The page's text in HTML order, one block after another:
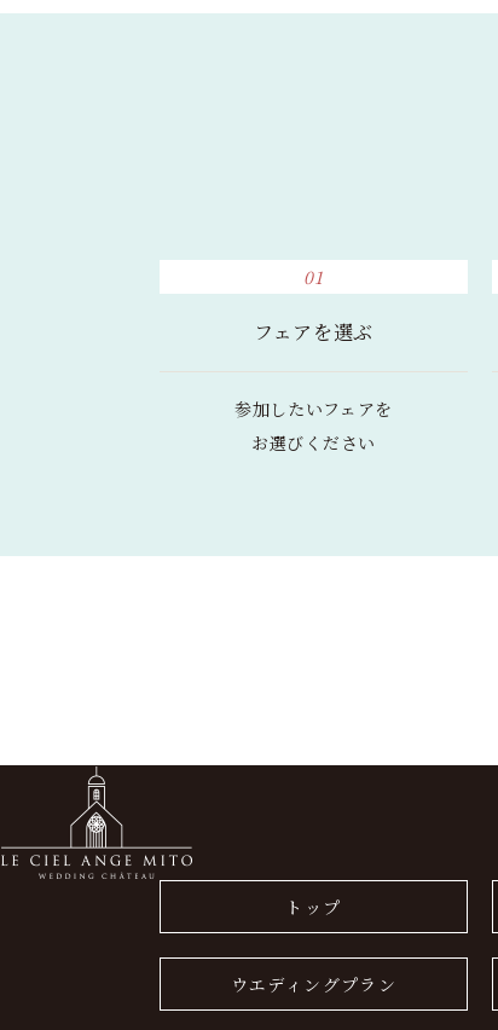
01
フェアを選ぶ
参加したいフェアを
お選びください
トップ
ウエディングプラン